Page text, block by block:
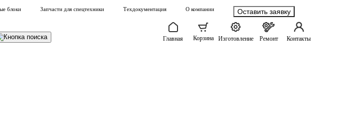
блоки Запчасти для спецтехники Техдокументация О компании Оставить заявку
Главная Корзина Изготовление Ремонт Контакты